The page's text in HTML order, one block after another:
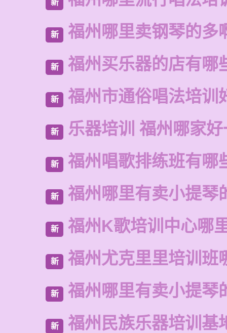
新
新 福州哪里卖钢琴的多
新 福州买乐器的店有哪
新 福州市通俗唱法培训
新 乐器培训 福州哪家
新 福州唱歌排练班有哪
新 福州哪里有卖小提琴
新 福州K歌培训中心哪
新 福州尤克里里培训班
新 福州哪里有卖小提琴
新 福州民族乐器培训基